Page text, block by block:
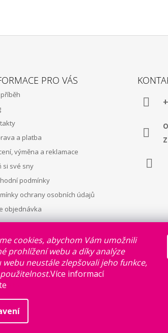
cookies, abychom Vám umožnili
prohlížení webu a díky analýze
neustále zlepšovali jeho funkce,
Více informací
PRO VÁS
a platba
výměna a reklamace
si své sny
podmínky
ochrany osobních údajů
objednávka
z